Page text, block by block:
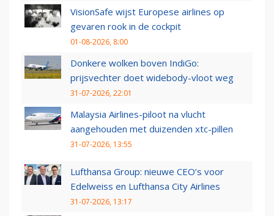
VisionSafe wijst Europese airlines op
gevaren rook in de cockpit
01-08-2026, 8:00
Donkere wolken boven IndiGo:
prijsvechter doet widebody-vloot weg
31-07-2026, 22:01
Malaysia Airlines-piloot na vlucht
aangehouden met duizenden xtc-pillen
31-07-2026, 13:55
Lufthansa Group: nieuwe CEO’s voor
Edelweiss en Lufthansa City Airlines
31-07-2026, 13:17